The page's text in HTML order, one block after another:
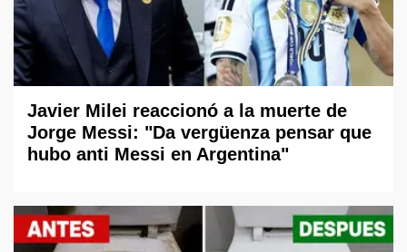
Javier Milei reaccionó a la muerte de
Jorge Messi: "Da vergüenza pensar que
hubo anti Messi en Argentina"